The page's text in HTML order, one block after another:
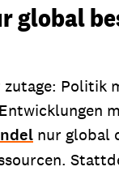
global
nur global